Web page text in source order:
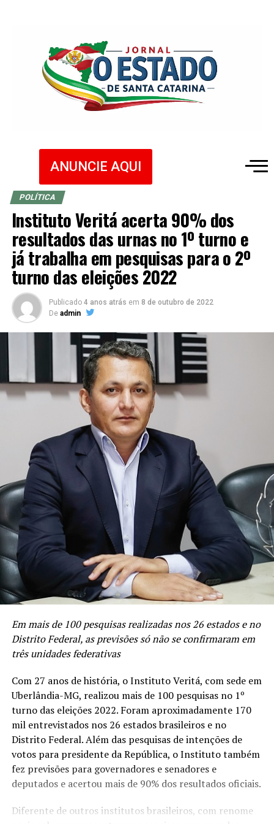
ANUNCIE AQUI
POLÍTICA
Instituto Veritá acerta 90% dos
resultados das urnas no 1º turno e
já trabalha em pesquisas para o 2º
turno das eleições 2022
Publicado 4 anos atrás em 8 de outubro de 2022
De admin
Em mais de 100 pesquisas realizadas nos 26 estados e no
Distrito Federal, as previsões só não se confirmaram em
três unidades federativas
Com 27 anos de história, o Instituto Veritá, com sede em
Uberlândia-MG, realizou mais de 100 pesquisas no 1º
turno das eleições 2022. Foram aproximadamente 170
mil entrevistados nos 26 estados brasileiros e no
Distrito Federal. Além das pesquisas de intenções de
votos para presidente da República, o Instituto também
fez previsões para governadores e senadores e
deputados e acertou mais de 90% dos resultados oficiais.
Diferente de outros institutos brasileiros, com renome